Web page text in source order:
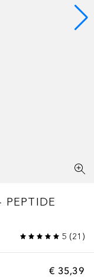
PEPTIDE
5 (21 )
€ 35,39